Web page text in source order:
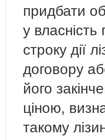
придбати
у власність
строку дії
договору
його
ціною,
такому